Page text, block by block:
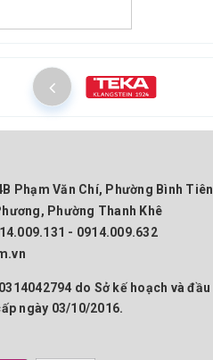
Phạm Văn Chí, Phường Bình Tiên
Phường Thanh Khê
- 0914.009.632
do Sở kế hoạch và đầu
ngày 03/10/2016.